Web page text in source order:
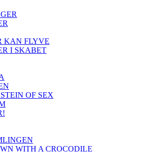
KAN FLYVE
I SKABET
OF SEX
WITH A CROCODILE